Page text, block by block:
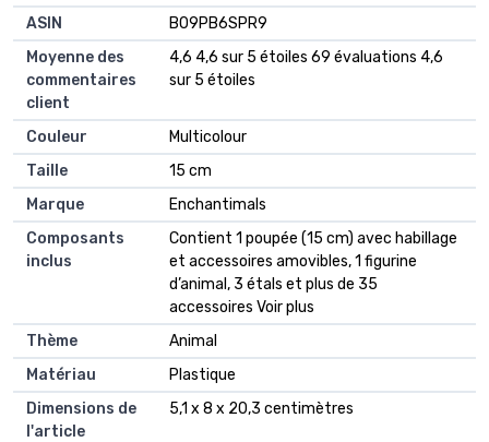
ASIN
B09PB6SPR9
Moyenne des
commentaires
client
4,6 4,6 sur 5 étoiles 69 évaluations 4,6
sur 5 étoiles
Couleur
Multicolour
Taille
15 cm
Marque
Enchantimals
Composants
inclus
Contient 1 poupée (15 cm) avec habillage
et accessoires amovibles, 1 figurine
d’animal, 3 étals et plus de 35
accessoires Voir plus
Thème
Animal
Matériau
Plastique
Dimensions de
l'article
5,1 x 8 x 20,3 centimètres